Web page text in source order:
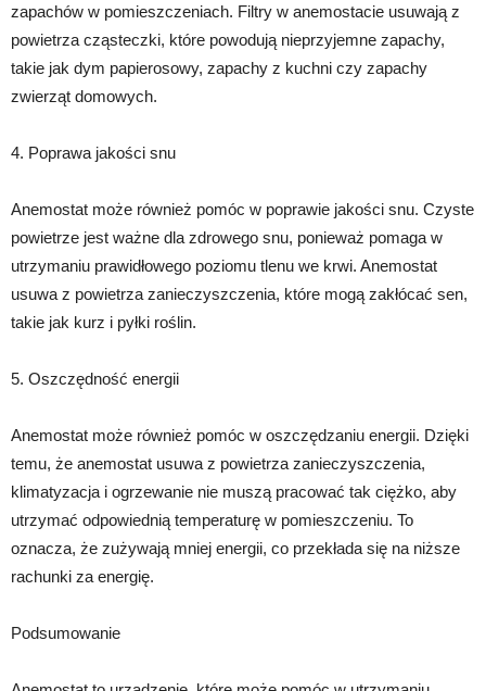
zapachów w pomieszczeniach. Filtry w anemostacie usuwają z
powietrza cząsteczki, które powodują nieprzyjemne zapachy,
takie jak dym papierosowy, zapachy z kuchni czy zapachy
zwierząt domowych.
4. Poprawa jakości snu
Anemostat może również pomóc w poprawie jakości snu. Czyste
powietrze jest ważne dla zdrowego snu, ponieważ pomaga w
utrzymaniu prawidłowego poziomu tlenu we krwi. Anemostat
usuwa z powietrza zanieczyszczenia, które mogą zakłócać sen,
takie jak kurz i pyłki roślin.
5. Oszczędność energii
Anemostat może również pomóc w oszczędzaniu energii. Dzięki
temu, że anemostat usuwa z powietrza zanieczyszczenia,
klimatyzacja i ogrzewanie nie muszą pracować tak ciężko, aby
utrzymać odpowiednią temperaturę w pomieszczeniu. To
oznacza, że zużywają mniej energii, co przekłada się na niższe
rachunki za energię.
Podsumowanie